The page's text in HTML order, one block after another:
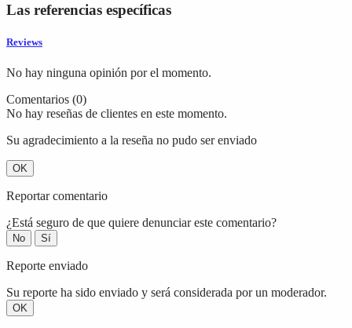
Las referencias específicas
Reviews
No hay ninguna opinión por el momento.
Comentarios (0)
No hay reseñas de clientes en este momento.
Su agradecimiento a la reseña no pudo ser enviado
OK
Reportar comentario
¿Está seguro de que quiere denunciar este comentario?
No Sí
Reporte enviado
Su reporte ha sido enviado y será considerada por un moderador.
OK